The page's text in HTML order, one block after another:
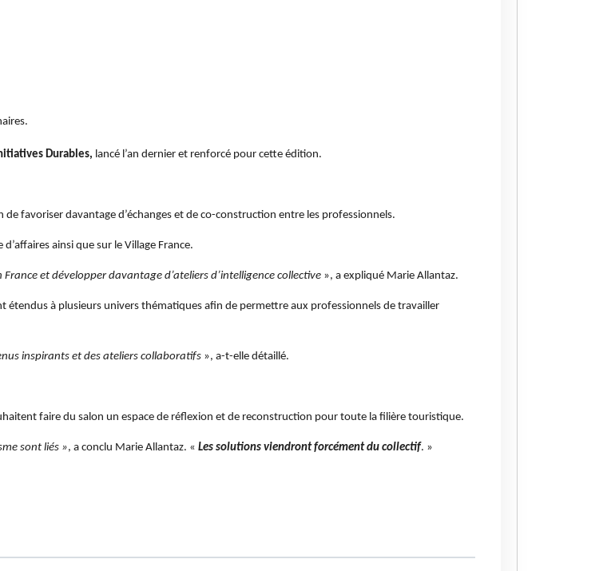
Durables, lancé l’an dernier et renforcé pour cette édition.
favoriser davantage d’échanges et de co-construction entre les professionnels.
ainsi que sur le Village France.
et développer davantage d’ateliers d’intelligence collective », a expliqué Marie Allantaz.
étendus à plusieurs univers thématiques afin de permettre aux professionnels de travailler
inspirants et des ateliers collaboratifs », a-t-elle détaillé.
faire du salon un espace de réflexion et de reconstruction pour toute la filière touristique.
sont liés », a conclu Marie Allantaz. « Les solutions viendront forcément du collectif. »